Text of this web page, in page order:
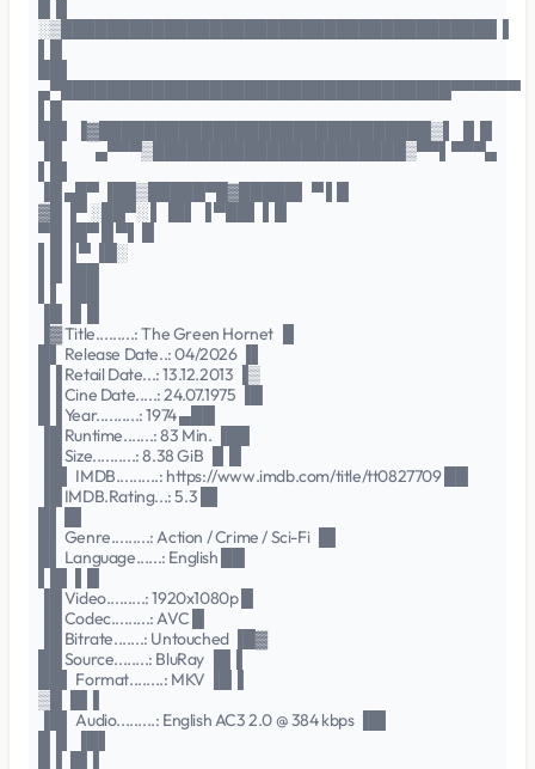
░▒██████████████████████████████████████▐
▄▀██████████████████████████████████▀▀▀▀▀▀
██▌ ▐▓█████████████████████████████▒▌ ▐▌█
▐█ ▄▀▀▀▒██████████████████████▒▀▀▌▀▀▀▄
▐█ ▄█▀ ▐██▒█████▀█▓█████▌ ▀ ▌█
▓█ ▐▀ ░██▀░ ▌▐█▌ ▐ ▀██▌ ▌█
▀█ ▐█▀ █ ▀▌ █
▌█ ▐ ▀ ▐█░
▐▓ Title.........: The Green Hornet ▐▌
█▌ Release Date..: 04/2026 ▐▌
█▐ Retail Date...: 13.12.2013 ▐▒
█▐ Cine Date.....: 24.07.1975 ▐█
█▐ Year..........: 1974 ▄██
▐█ Runtime.......: 83 Min. ▐██
▐█ Size..........: 8.38 GiB ▐▌█
▐█▌ IMDB..........: https://www.imdb.com/title/tt0827709 ██
▐█ IMDB.Rating...: 5.3 █▌
█▌ Genre.........: Action / Crime / Sci-Fi ▐█
█▌ Language......: English ██
▐█ Video.........: 1920x1080p █
▐█ Codec.........: AVC █
▐█ Bitrate.......: Untouched ▐█▓
██ Source........: BluRay ▐█▐
██▌ Format........: MKV ▐█▐
▒█ ▐█▐
▐█▌ Audio.........: English AC3 2.0 @ 384 kbps ▐█▌